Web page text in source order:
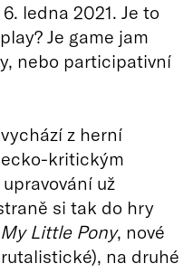
ledna 2021. Je to
Je game jam
nebo participativní
z herní
kritickým
už
si tak do hry
My Little Pony, nové
na druhé